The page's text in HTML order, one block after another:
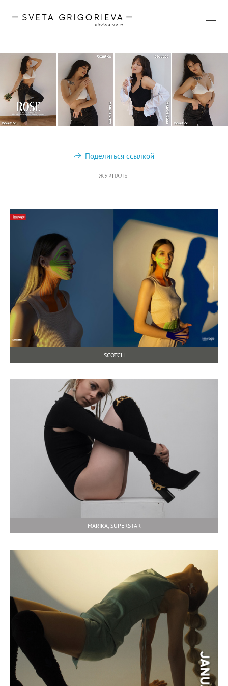
Поделиться ссылкой
ЖУРНАЛЫ
SCOTCH
MARIKA, SUPERSTAR